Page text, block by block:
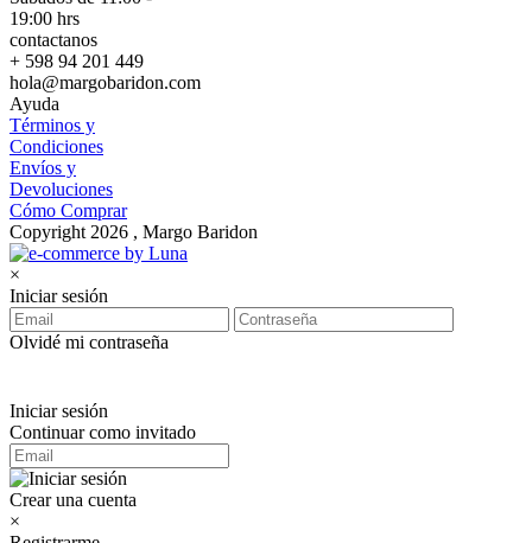
19:00 hrs
contactanos
+ 598 94 201 449
hola@margobaridon.com
Ayuda
Términos y
Condiciones
Envíos y
Devoluciones
Cómo Comprar
Copyright 2026 , Margo Baridon
×
Iniciar sesión
Olvidé mi contraseña
Iniciar sesión
Continuar como invitado
Crear una cuenta
×